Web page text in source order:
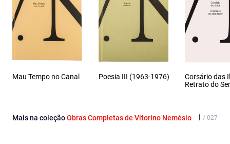
Mau Tempo no Canal Poesia III (1963-1976)
Corsário das
Retrato do
Mais na coleçãoObras Completas de Vitorino Nemésio